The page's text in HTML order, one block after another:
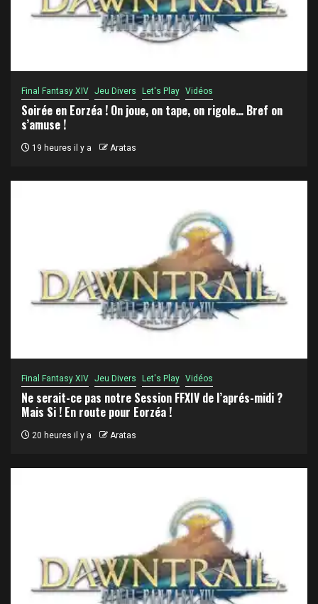
Final Fantasy XIV Jeu Divers Let's Play Vidéos
Soirée en Eorzéa ! On joue, on tape, on rigole… Bref on
s’amuse !
19 heures il y a Aratas
Final Fantasy XIV Jeu Divers Let's Play Vidéos
Ne serait-ce pas notre Session FFXIV de l’aprés-midi ?
Mais Si ! En route pour Eorzéa !
20 heures il y a Aratas